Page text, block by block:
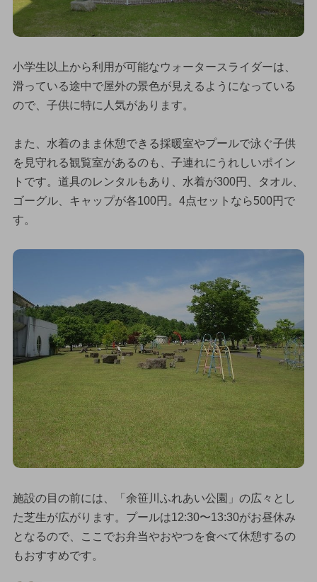
小学生以上から利用が可能なウォータースライダーは、
滑っている途中で屋外の景色が見えるようになっている
ので、子供に特に人気があります。
また、水着のまま休憩できる採暖室やプールで泳ぐ子供
を見守れる観覧室があるのも、子連れにうれしいポイン
トです。道具のレンタルもあり、水着が300円、タオル、
ゴーグル、キャップが各100円。4点セットなら500円で
す。
施設の目の前には、「余笹川ふれあい公園」の広々とし
た芝生が広がります。プールは12:30〜13:30がお昼休み
となるので、ここでお弁当やおやつを食べて休憩するの
もおすすめです。